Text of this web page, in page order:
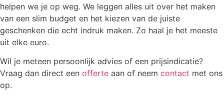
helpen we je op weg. We leggen alles uit over het maken
van een slim budget en het kiezen van de juiste
geschenken die echt indruk maken. Zo haal je het meeste
uit elke euro.
Wil je meteen persoonlijk advies of een prijsindicatie?
Vraag dan direct een offerte aan of neem contact met ons
op.